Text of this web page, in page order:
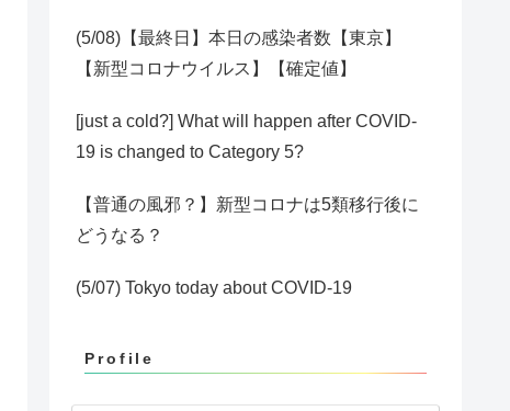
(5/08)【最終日】本日の感染者数【東京】
【新型コロナウイルス】【確定値】
[just a cold?] What will happen after COVID-
19 is changed to Category 5?
【普通の風邪？】新型コロナは5類移行後に
どうなる？
(5/07) Tokyo today about COVID-19
Profile